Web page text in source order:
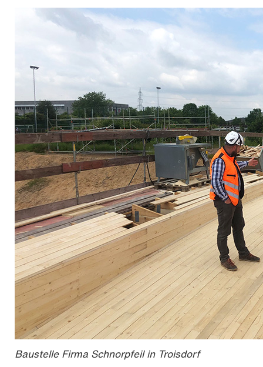
Baustelle Firma Schnorpfeil in Troisdorf